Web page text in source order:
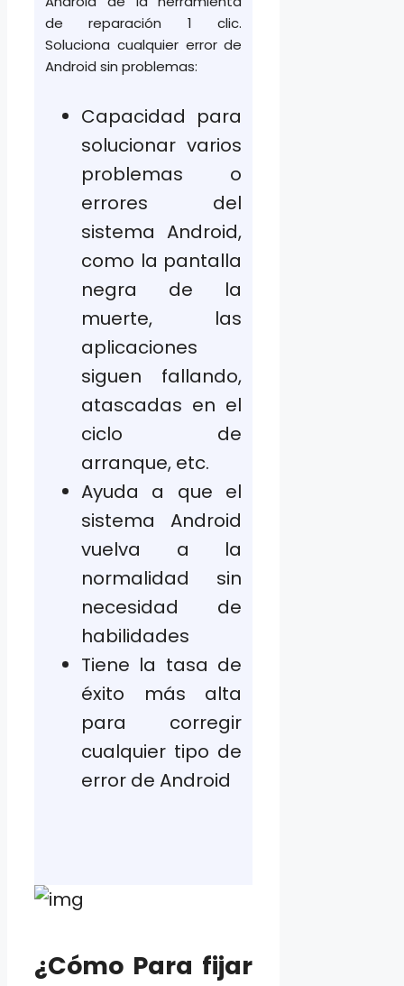
de reparación 1 clic.
Soluciona cualquier error de
Android sin problemas:
Capacidad para
solucionar varios
problemas o
errores del
sistema Android,
como la pantalla
negra de la
muerte, las
aplicaciones
siguen fallando,
atascadas en el
ciclo de
arranque, etc.
Ayuda a que el
sistema Android
vuelva a la
normalidad sin
necesidad de
habilidades
Tiene la tasa de
éxito más alta
para corregir
cualquier tipo de
error de Android
¿Cómo Para fijar